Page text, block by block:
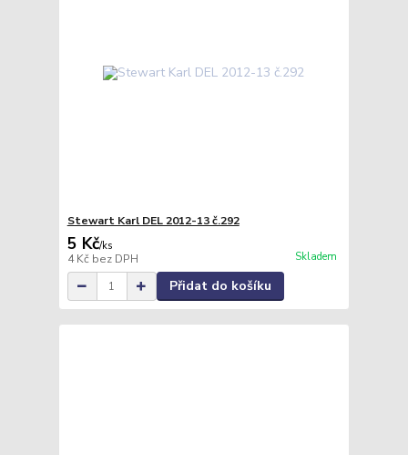
Stewart Karl DEL 2012-13 č.292
5 Kč/ks
4 Kč bez DPH Skladem
Přidat do košíku